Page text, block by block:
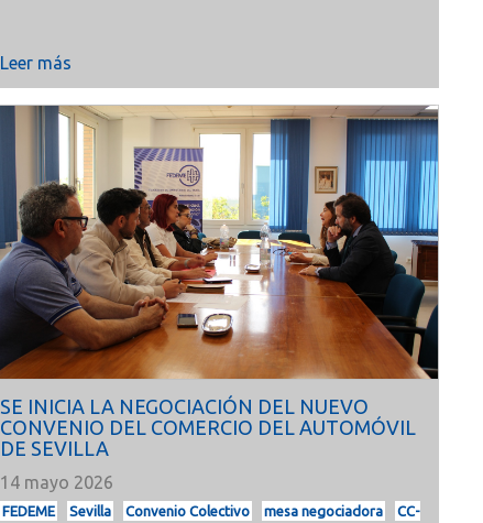
Leer más
SE INICIA LA NEGOCIACIÓN DEL NUEVO
CONVENIO DEL COMERCIO DEL AUTOMÓVIL
DE SEVILLA
14 mayo 2026
FEDEME Sevilla Convenio Colectivo mesa negociadora
CC-